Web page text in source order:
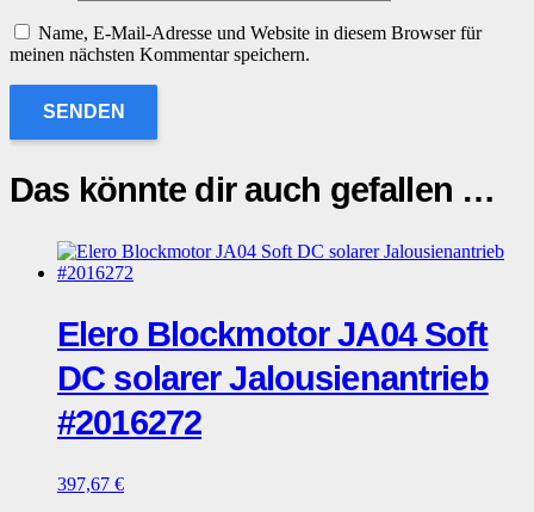
Name, E-Mail-Adresse und Website in diesem Browser für
meinen nächsten Kommentar speichern.
Das könnte dir auch gefallen …
Elero Blockmotor JA04 Soft
DC solarer Jalousienantrieb
#2016272
397,67 €